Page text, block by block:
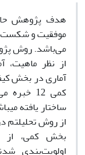
هدف پژوهش
موفقیت و شکست
می‌باشد. روش
کمی 12
بخش کمی، از
اولویت‌بندی